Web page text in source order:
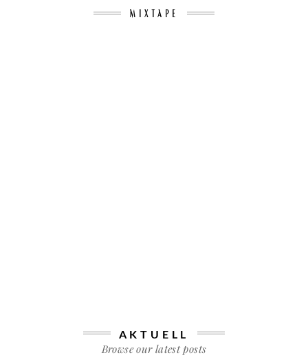
MIXTAPE
AKTUELL
Browse our latest posts